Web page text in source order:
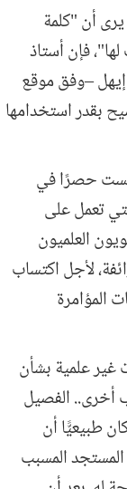
أن "كلمة
فإن أستاذ
إيهل –وفق موقع
بقدر استخدامها
حصرًا في
تعمل على
العلميون
لأجل اكتساب
المؤامرة
علمية بشأن
أخرى.. الفصيل
طبيعيًّا أن
المسبب